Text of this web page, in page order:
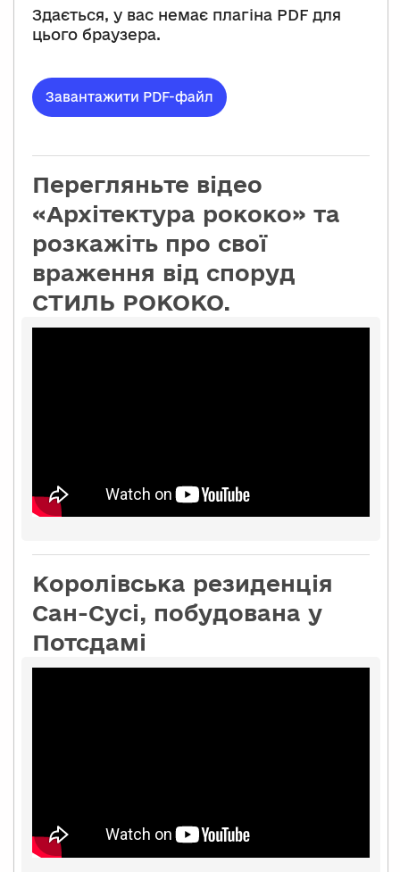
Здається, у вас немає плагіна PDF для
цього браузера.
Завантажити PDF-файл
Перегляньте відео
«Архітектура рококо» та
розкажіть про свої
враження від споруд
СТИЛЬ РОКОКО.
Королівська резиденція
Сан-Сусі, побудована у
Потсдамі